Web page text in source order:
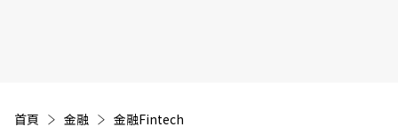
首頁 金融 金融Fintech